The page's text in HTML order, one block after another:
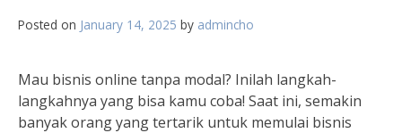
Posted on January 14, 2025 by admincho
Mau bisnis online tanpa modal? Inilah langkah-
langkahnya yang bisa kamu coba! Saat ini, semakin
banyak orang yang tertarik untuk memulai bisnis